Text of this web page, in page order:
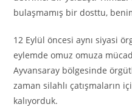
bulaşmamış bir dosttu,
12 Eylül öncesi aynı siyasi
eylemde omuz omuza
Ayvansaray bölgesinde
zaman silahlı çatışmaların
kalıyorduk.